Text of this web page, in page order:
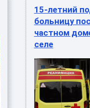
15-летний
больницу
частном
селе